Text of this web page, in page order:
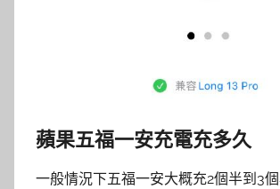
蘋果五福一安充電充多久
一般情況下五福一安大概充2個半到3